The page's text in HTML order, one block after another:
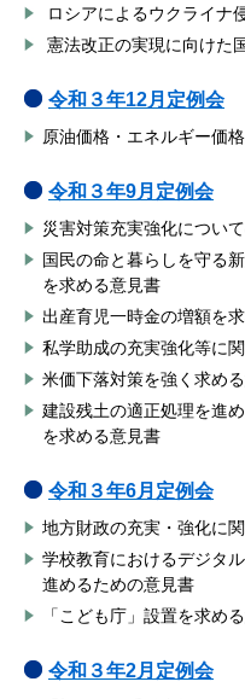
ロシアによるウクライナ
憲法改正の実現に向けた
令和３年12月定例会
原油価格・エネルギー価
令和３年9月定例会
災害対策充実強化につい
国民の命と暮らしを守る
を求める意見書
出産育児一時金の増額を
私学助成の充実強化等に
米価下落対策を強く求め
建設残土の適正処理を進
を求める意見書
令和３年6月定例会
地方財政の充実・強化に
学校教育におけるデジタ
進めるための意見書
「こども庁」設置を求め
令和３年2月定例会